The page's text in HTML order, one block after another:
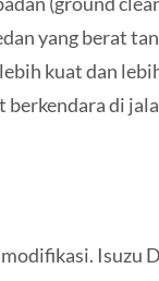
yang berat
kuat dan
berkendara di
Isuzu